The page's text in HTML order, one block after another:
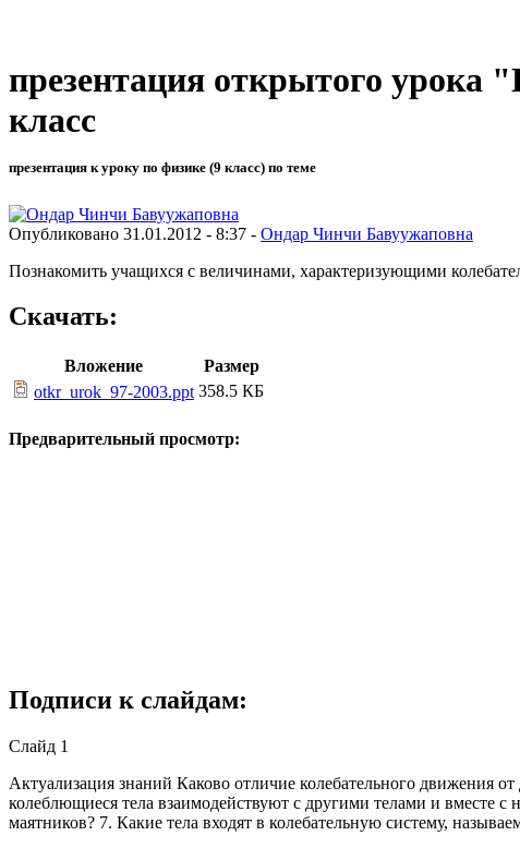
презентация открытого урока
класс
презентация к уроку по физике (9 класс) по теме
Опубликовано 31.01.2012 - 8:37 - Ондар Чинчи Бавуужаповна
Познакомить учащихся с величинами, характеризующими
Скачать:
Вложение
Размер
otkr_urok_97-2003.ppt 358.5 КБ
Предварительный просмотр:
Подписи к слайдам:
Слайд 1
Актуализация знаний Каково отличие колебательного движения
колеблющиеся тела взаимодействуют с другими телами и вместе
маятников? 7. Какие тела входят в колебательную систему,